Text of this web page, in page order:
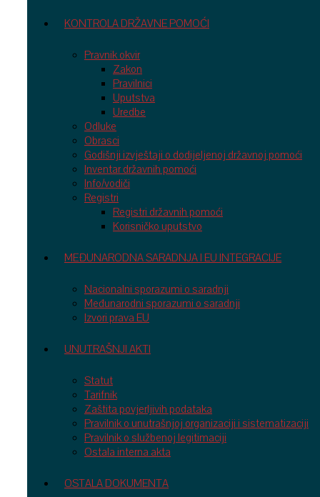
KONTROLA DRŽAVNE POMOĆI
Pravnik okvir
Zakon
Pravilnici
Uputstva
Uredbe
Odluke
Obrasci
Godišnji izvještaji o dodijeljenoj državnoj pomoći
Inventar državnih pomoći
Info/vodiči
Registri
Registri državnih pomoći
Korisničko uputstvo
MEĐUNARODNA SARADNJA I EU INTEGRACIJE
Nacionalni sporazumi o saradnji
Međunarodni sporazumi o saradnji
Izvori prava EU
UNUTRAŠNJI AKTI
Statut
Tarifnik
Zaštita povjerljivih podataka
Pravilnik o unutrašnjoj organizaciji i sistematizaciji
Pravilnik o službenoj legitimaciji
Ostala interna akta
OSTALA DOKUMENTA